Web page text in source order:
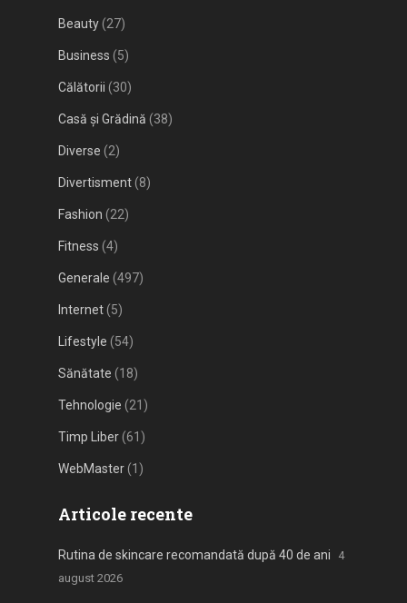
Beauty(27)
Business (5)
Călătorii (30)
Casă și Grădină (38)
Diverse (2)
Divertisment(8)
Fashion (22)
Fitness (4)
Generale (497)
Internet(5)
Lifestyle (54)
Sănătate (18)
Tehnologie (21)
Timp Liber(61)
WebMaster(1)
Articole recente
Rutina de skincare recomandată după 40 de ani
4
august 2026